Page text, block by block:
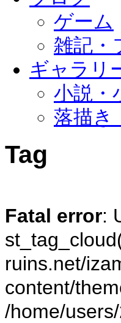
ゲーム
雑記・
ギャラリ
小説・
落描き
Tag
Fatal error:
ruins.net/
content/
/home/